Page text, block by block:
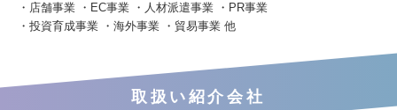
・店舗事業 ・EC事業 ・人材派遣事業 ・PR事業
・投資育成事業 ・海外事業 ・貿易事業 他
取扱い紹介会社